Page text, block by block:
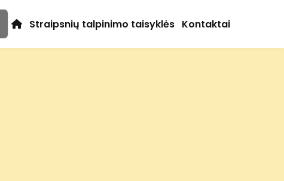
Straipsnių talpinimo taisyklės Kontaktai